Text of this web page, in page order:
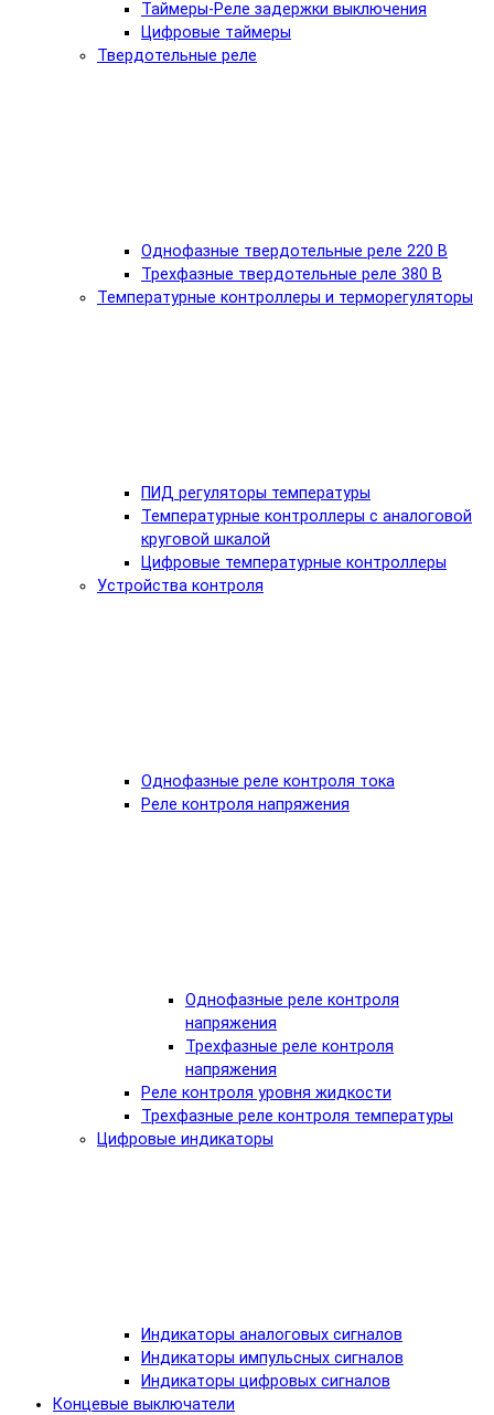
Таймеры-Реле задержки выключения
Цифровые таймеры
Твердотельные реле
Однофазные твердотельные реле 220 В
Трехфазные твердотельные реле 380 В
Температурные контроллеры и терморегуляторы
ПИД регуляторы температуры
Температурные контроллеры с аналоговой
круговой шкалой
Цифровые температурные контроллеры
Устройства контроля
Однофазные реле контроля тока
Реле контроля напряжения
Однофазные реле контроля
напряжения
Трехфазные реле контроля
напряжения
Реле контроля уровня жидкости
Трехфазные реле контроля температуры
Цифровые индикаторы
Индикаторы аналоговых сигналов
Индикаторы импульсных сигналов
Индикаторы цифровых сигналов
Концевые выключатели